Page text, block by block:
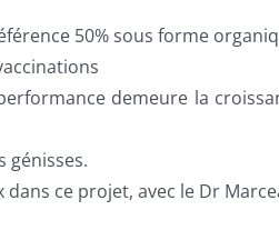
50% sous forme
demeure la
génisses.
ce projet, avec le Dr